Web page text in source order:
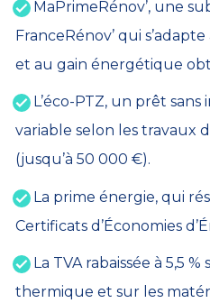
MaPrimeRénov’, une
FranceRénov’ qui
et au gain énergétique
L’éco-PTZ, un prêt
variable selon les travaux
(jusqu’à 50 000 €).
La prime énergie, qui
Certificats d’Économies
La TVA rabaissée à 5,5
thermique et sur les